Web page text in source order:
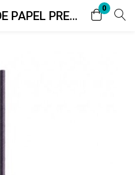
PALHINHAS DE PAPEL PRETA Ø6 X 200MM
0
Login
para fazer o login.